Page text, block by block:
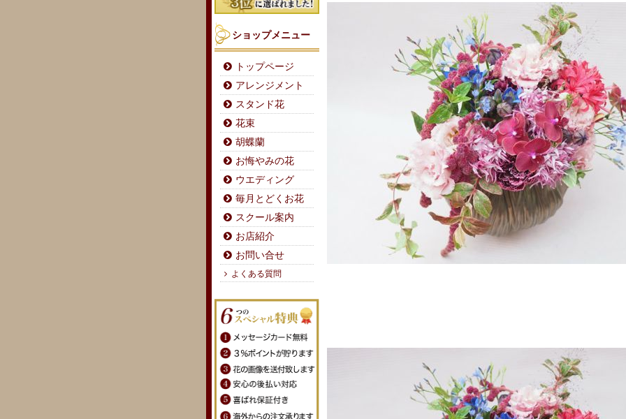
ショップメニュー
トップページ
アレンジメント
スタンド花
花束
胡蝶蘭
お悔やみの花
ウエディング
毎月とどくお花
スクール案内
お店紹介
お問い合せ
よくある質問